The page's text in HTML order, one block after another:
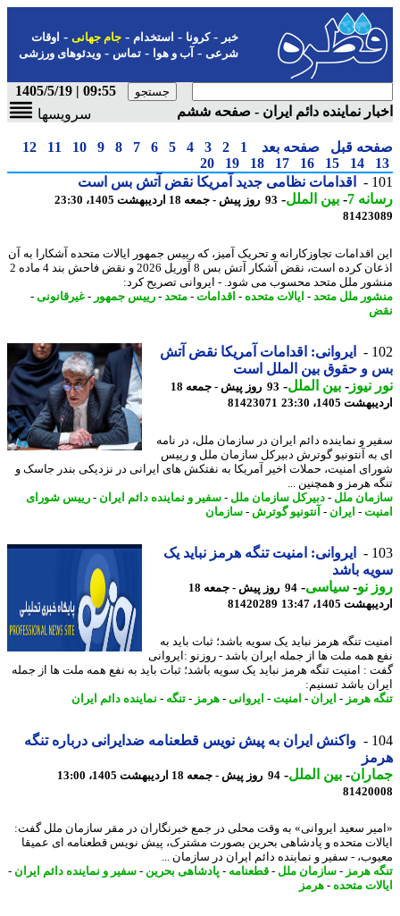
-کرونا-استخدام- جام جهانی-اوقات
شرعی-آب و هوا-تماس-ویدئوهای ورزشی
09:55 | 1405/5/19
نماینده دائم ایران - صفحه ششم
سرویسها
قبل صفحه بعد 1
2
3
4
5
6
7
8
9
10
11
12
14
15
16
17
18
19
20
اقدامات نظامی جدید آمریکا نقض آتش بس است
7
-بین الملل-93 روز پیش - جمعه 18 اردیبهشت 1405، 23:30
اقدامات تجاوزکارانه و تحریک آمیز، که رییس جمهور ایالات متحده آشکارا به آن
اذعان کرده است، نقض آشکار آتش بس 8 آوریل 2026 و نقض فاحش بند 4 ماده 2
ملل متحد محسوب می شود. - ایروانی تصریح کرد:
ملل متحد-ایالات متحده-اقدامات -متحد-رییس جمهور-غیرقانونی-
ایروانی: اقدامات آمریکا نقض آتش
و حقوق بین الملل است
نیوز-بین الملل-
93 روز پیش - جمعه 18
1405، 23:30
81423071
و نماینده دائم ایران در سازمان ملل، در نامه
آنتونیو گوترش دبیرکل سازمان ملل و رییس
امنیت، حملات اخیر آمریکا به نفتکش های ایرانی در نزدیکی بندر جاسک و
هرمز و همچنین ...
ملل -دبیرکل سازمان ملل -سفیر و نماینده دائم ایران -
رییس شورای
-ایران - آنتونیو گوترش-سازمان
ایروانی: امنیت تنگه هرمز نباید یک
باشد
نو- سیاسی-
94 روز پیش - جمعه 18
1405، 13:47
81420289
تنگه هرمز نباید یک سویه باشد؛ ثبات باید به
همه ملت ها از جمله ایران باشد - روزنو :ایروانی
: امنیت تنگه هرمز نباید یک سویه باشد؛ ثبات باید به نفع همه ملت ها از جمله
باشد تسنیم:
هرمز- ایران - امنیت-ایروانی- هرمز- تنگه -نماینده دائم ایران
واکنش ایران به پیش نویس قطعنامه ضدایرانی درباره تنگه
- بین الملل-94 روز پیش - جمعه 18 اردیبهشت 1405، 13:00
سعید ایروانی» به وقت محلی در جمع خبرنگاران در مقر سازمان ملل گفت:
متحده و پادشاهی بحرین بصورت مشترک، پیش نویس قطعنامه ای عمیقا
- سفیر و نماینده دائم ایران در سازمان ...
هرمز- سازمان ملل -قطعنامه-پادشاهی بحرین- سفیر و نماینده دائم ایران -
متحده-هرمز